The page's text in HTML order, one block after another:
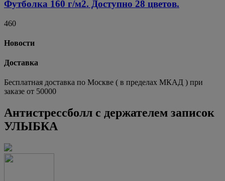
Футболка 160 г/м2. Доступно 28 цветов.
460
Новости
Доставка
Бесплатная доставка по Москве ( в пределах МКАД ) при
заказе от 50000
Антистрессболл с держателем записок
УЛЫБКА